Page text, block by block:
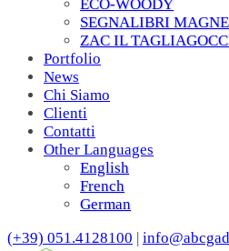
ECO-WOODY
SEGNALIBRI
ZAC IL
Portfolio
News
Chi Siamo
Clienti
Contatti
Other Languages
English
French
German
(+39) 051.4128100 |